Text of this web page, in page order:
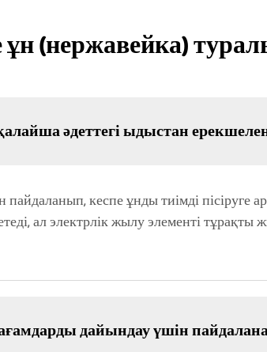
ұн (нержавейка)
әдеттегі ыдыстан
пайдаланып, кеспе ұнды тиімді
ал электрлік жылу элементі
дайындау үшін